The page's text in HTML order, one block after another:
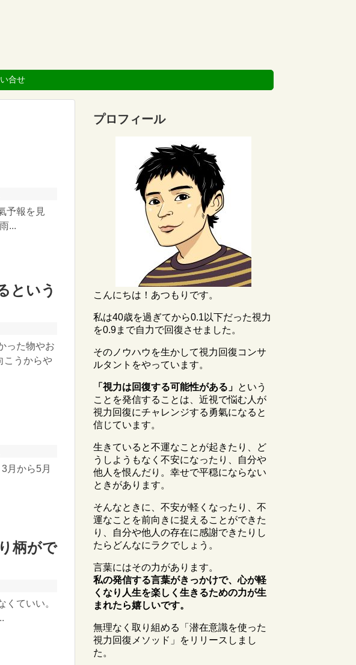
合せ
予報を見
...
という
った物やお
こうからや
月から5月
柄がで
ていい。
プロフィール
こんにちは！あつもりです。
私は40歳を過ぎてから0.1以下だった視力
を0.9まで自力で回復させました。
そのノウハウを生かして視力回復コンサ
ルタントをやっています。
「視力は回復する可能性がある」 という
ことを発信することは、近視で悩む人が
視力回復にチャレンジする勇氣になると
信じています。
生きていると不運なことが起きたり、ど
うしようもなく不安になったり、自分や
他人を恨んだり。幸せで平穏にならない
ときがあります。
そんなときに、不安が軽くなったり、不
運なことを前向きに捉えることができた
り、自分や他人の存在に感謝できたりし
たらどんなにラクでしょう。
言葉にはその力があります。
私の発信する言葉がきっかけで、心が軽
くなり人生を楽しく生きるための力が生
まれたら嬉しいです。
無理なく取り組める「潜在意識を使った
視力回復メソッド」をリリースしまし
た。